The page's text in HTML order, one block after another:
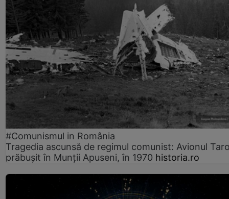
#Comunismul in România
Tragedia ascunsă de regimul comunist: Avionul
prăbușit în Munții Apuseni, în 1970 historia.ro